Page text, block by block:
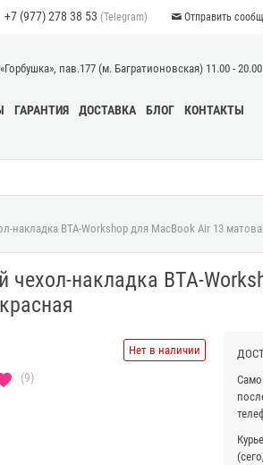
+7 (977) 278 38 53 (Telegram) Отправить
пав.177 (м. Багратионовская) 11.00 - 20.00
ГАРАНТИЯ ДОСТАВКА БЛОГ КОНТАКТЫ
накладка BTA-Workshop для MacBook Air 13
чехол-накладка BTA-
Нет в наличии
(9)